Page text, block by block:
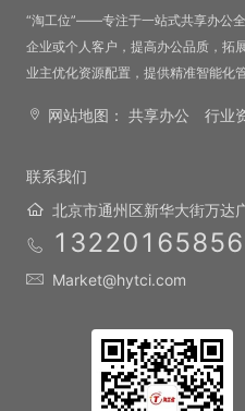
“淘工位”——专注于一站式共享办公
企业或个人客户，提高办公品质，拓
业主优化资源配置，提供精准智能化
网站地图： 共享办公 行业
联系我们
北京市通州区新华大街万达
13220165856
Market@hytci.com